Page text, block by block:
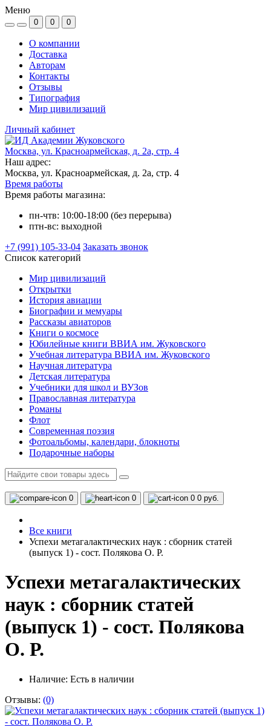
Меню
0 0 0
О компании
Доставка
Авторам
Контакты
Отзывы
Типография
Мир цивилизаций
Личный кабинет
Москва, ул. Красноармейская, д. 2а, стр. 4
Наш адрес:
Москва, ул. Красноармейская, д. 2а, стр. 4
Время работы
Время работы магазина:
пн-чтв: 10:00-18:00 (без перерыва)
птн-вс: выходной
+7 (991) 105-33-04 Заказать звонок
Список категорий
Мир цивилизаций
Открытки
История авиации
Биографии и мемуары
Рассказы авиаторов
Книги о космосе
Юбилейные книги ВВИА им. Жуковского
Учебная литература ВВИА им. Жуковского
Научная литература
Детская литература
Учебники для школ и ВУЗов
Православная литература
Романы
Флот
Современная поэзия
Фотоальбомы, календари, блокноты
Подарочные наборы
0 0 0 0 руб.
Все книги
Успехи метагалактических наук : сборник статей
(выпуск 1) - сост. Полякова О. Р.
Успехи метагалактических
наук : сборник статей
(выпуск 1) - сост. Полякова
О. Р.
Наличие: Есть в наличии
Отзывы: (0)